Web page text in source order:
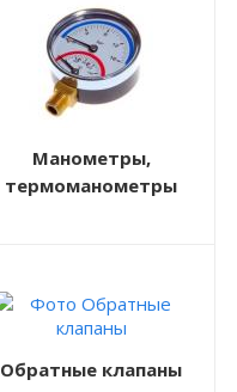
Манометры,
термоманометры
Обратные клапаны